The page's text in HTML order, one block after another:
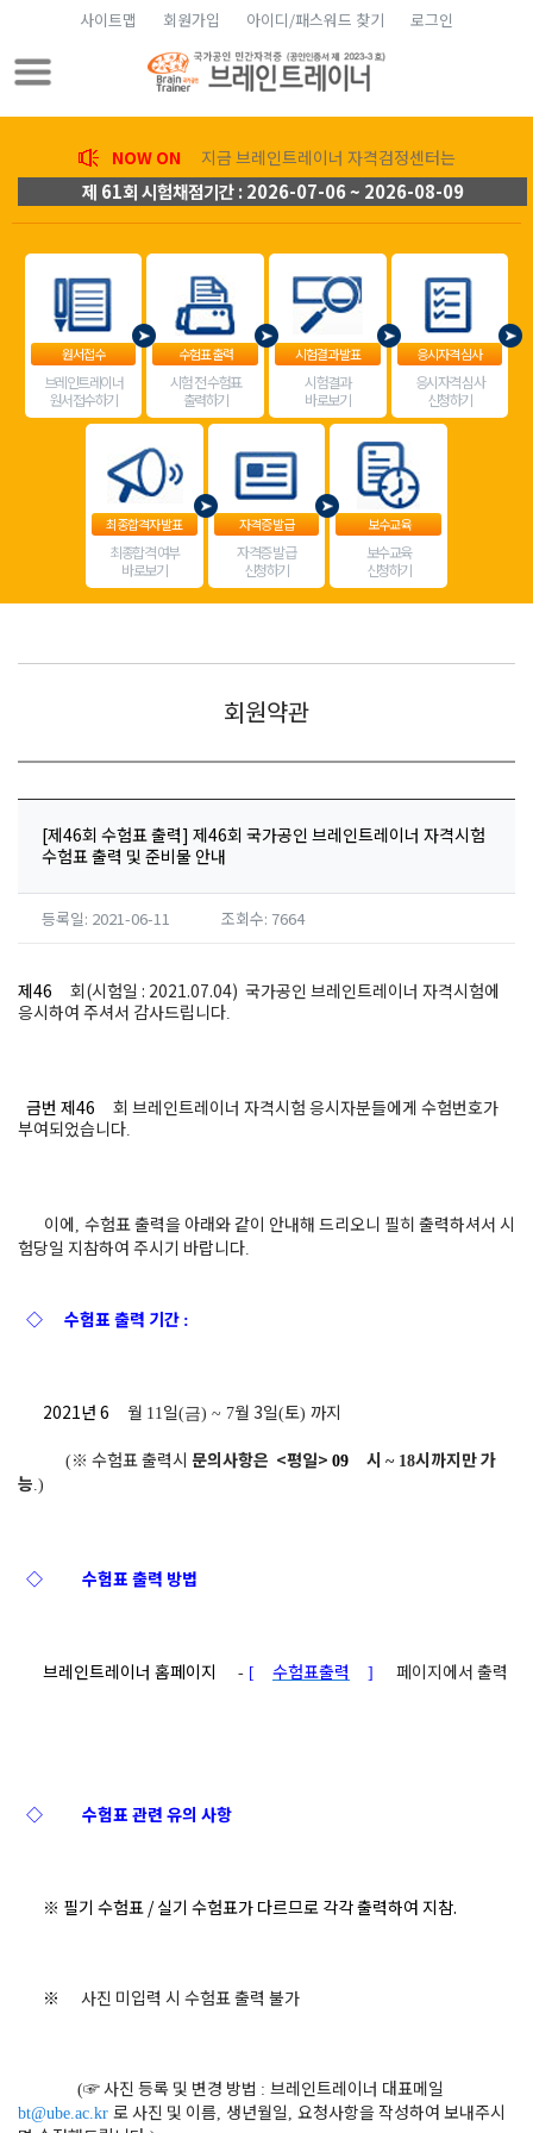
사이트맵 회원가입 아이디/패스워드 찾기 로그인
NOW ON 지금 브레인트레이너 자격검정센터는
제 61회 시험채점기간 : 2026-07-06 ~ 2026-08-09
원서접수
브레인트레이너
원서접수하기
수험표 출력
시험 전 수험표
출력하기
시험결과 발표
시험결과
바로보기
응시자격 심사
응시자격 심사
신청하기
최종합격자 발표
최종합격 여부
바로보기
자격증 발급
자격증 발급
신청하기
보수교육
보수교육
신청하기
회원약관
[제46회 수험표 출력] 제46회 국가공인 브레인트레이너 자격시험
수험표 출력 및 준비물 안내
등록일: 2021-06-11 조회수: 7664
제46
회(시험일 : 2021.07.04) 국가공인 브레인트레이너 자격시험에
응시하여 주셔서 감사드립니다.
금번 제46
회 브레인트레이너 자격시험 응시자분들에게 수험번호가
부여되었습니다.
이에, 수험표 출력을 아래와 같이 안내해 드리오니 필히 출력하셔서 시
험당일 지참하여 주시기 바랍니다.
◇ 수험표 출력 기간 :
2021년 6 월 11일(금) ~ 7월 3일(토) 까지
(※ 수험표 출력시 문의사항은 <평일> 09 시 ~ 18시까지만 가
능.)
◇ 수험표 출력 방법
브레인트레이너 홈페이지 - [ 수험표출력 ] 페이지에서 출력
◇ 수험표 관련 유의 사항
※ 필기 수험표 / 실기 수험표가 다르므로 각각 출력하여 지참.
※ 사진 미입력 시 수험표 출력 불가
(☞사진 등록 및 변경 방법 : 브레인트레이너 대표메일
bt@ube.ac.kr 로 사진 및 이름, 생년월일 , 요청사항을 작성하여 보내주시